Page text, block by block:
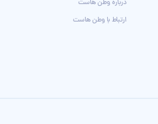
درباره وطن هاست
ارتباط با وطن هاست